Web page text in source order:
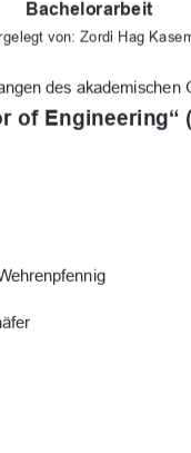
Bachelorarbeit
von: Zordi Hag
des akademischen
of Engineering“